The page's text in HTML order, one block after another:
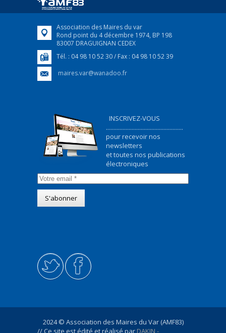
Association des Maires du var
Rond point du 4 décembre 1974, BP 198
83007 DRAGUIGNAN CEDEX
Tél. : 04 98 10 52 30 / Fax : 04 98 10 52 39
maires.var@wanadoo.fr
INSCRIVEZ-VOUS
...................................................
pour recevoir nos
newsletters
et toutes nos publications
électroniques
2024 © Association des Maires du Var (AMF83)
// Ce site est édité et réalisé par DAKIN -